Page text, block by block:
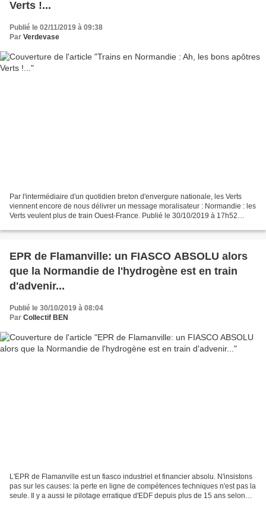
Verts !...
Publié le 02/11/2019 à 09:38
Par Verdevase
Par l'intermédiaire d'un quotidien breton d'envergure nationale, les Verts
viennent encore de nous délivrer un message moralisateur : Normandie : les
Verts veulent plus de train Ouest-France. Publié le 30/10/2019 à 17h52
train-6589166...
EPR de Flamanville: un FIASCO ABSOLU alors
que la Normandie de l'hydrogène est en train
d'advenir...
Publié le 30/10/2019 à 08:04
Par Collectif BEN
L'EPR de Flamanville est un fiasco industriel et financier absolu. N'insistons
pas sur les causes: la perte en ligne de compétences techniques n'est pas la
seule. Il y a aussi le pilotage erratique d'EDF depuis plus de 15 ans selon